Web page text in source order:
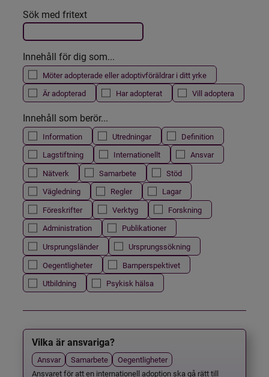
Filtrera resultatet
Det här formuläret postas automatiskt
Sök med fritext
Innehåll för dig som...
Möter adopterade eller adoptivföräldrar i ditt yrke
Är adopterad
Har adopterat Vill adoptera
Innehåll som berör...
Information Utredningar
Definition
Lagstiftning
Internationellt
Ansvar
Nätverk
Samarbete
Stöd
Vägledning
Regler
Lagar
Föreskrifter
Verktyg
Forskning
Administration
Publikationer
Ursprungsländer
Ursprungssökning
Oegentligheter
Barnperspektivet
Utbildning
Psykisk hälsa
Vilka är ansvariga?
Ansvar Samarbete
Oegentligheter
Ansvaret för att en internationell adoption ska gå rätt till